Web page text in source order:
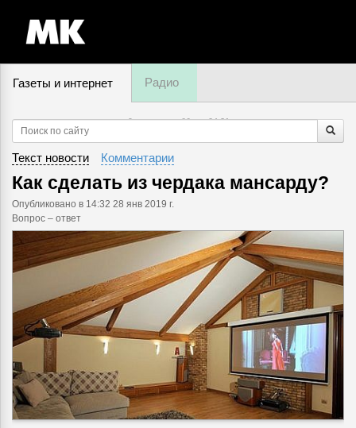
Газеты и интернет Радио
9 августа, суббота,04:21
Текст новости Комментарии
Как сделать из чердака мансарду?
Опубликовано в 14:32 28 янв 2019 г.
Вопрос – ответ